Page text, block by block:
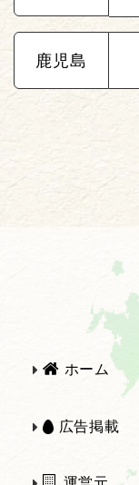
鹿児島
2021年
2019年
ホーム
広告掲載